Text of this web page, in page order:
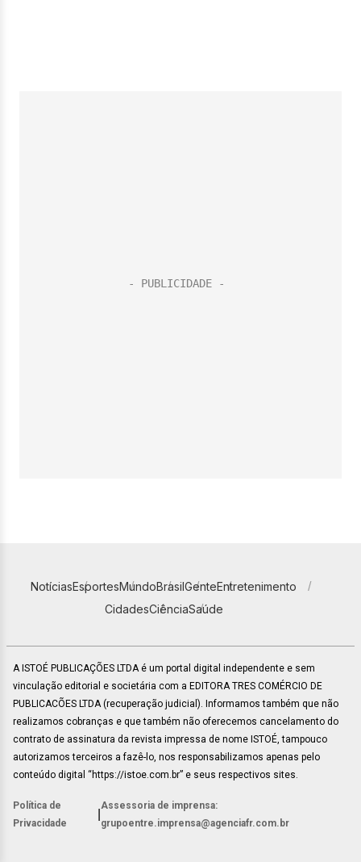
NotíciasEsportesMundoBrasilGenteEntretenimento
CidadesCiênciaSaúde
A ISTOÉ PUBLICAÇÕES LTDA é um portal digital independente e sem
vinculação editorial e societária com a EDITORA TRES COMÉRCIO DE
PUBLICACÕES LTDA (recuperação judicial). Informamos também que não
realizamos cobranças e que também não oferecemos cancelamento do
contrato de assinatura da revista impressa de nome ISTOÉ, tampouco
autorizamos terceiros a fazê-lo, nos responsabilizamos apenas pelo
conteúdo digital “https://istoe.com.br” e seus respectivos sites.
Política de
Privacidade
Assessoria de imprensa:
grupoentre.imprensa@agenciafr.com.br